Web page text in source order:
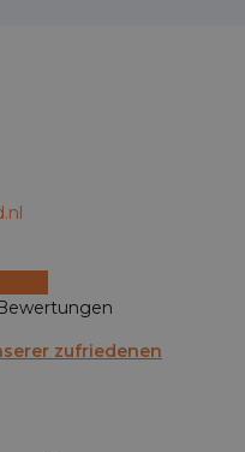
zufriedenen